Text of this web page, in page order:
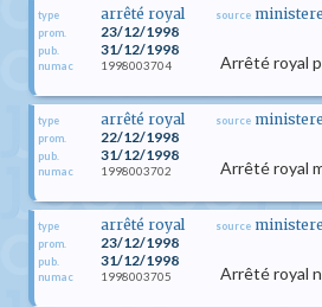
type arrêté royal
prom. 23/12/1998
pub. 31/12/1998
numac 1998003704
source
Arrêté royal
type arrêté royal
prom. 22/12/1998
pub. 31/12/1998
numac 1998003702
source
Arrêté royal
type arrêté royal
prom. 23/12/1998
pub. 31/12/1998
numac 1998003705
source
Arrêté royal